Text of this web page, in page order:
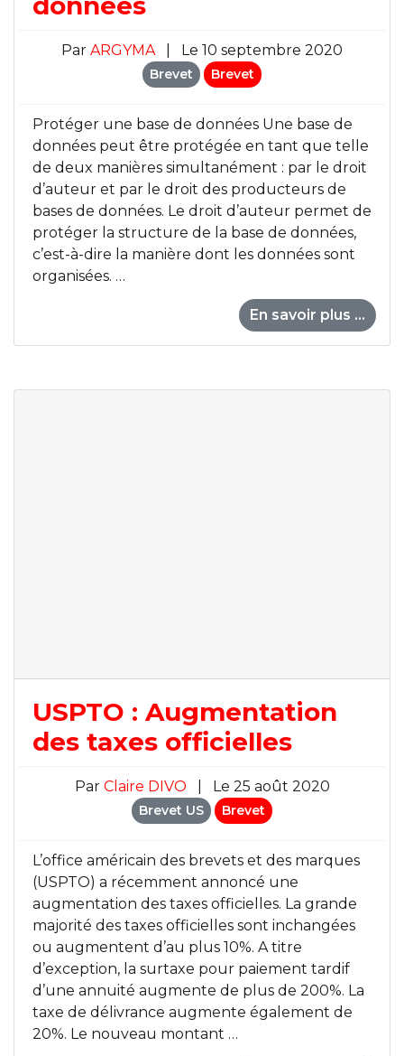
Par ARGYMA Le 10 septembre 2020
Brevet Brevet
Protéger une base de données Une base de
données peut être protégée en tant que telle
de deux manières simultanément : par le droit
d’auteur et par le droit des producteurs de
bases de données. Le droit d’auteur permet de
protéger la structure de la base de données,
c’est-à-dire la manière dont les données sont
organisées. …
En savoir plus ...
USPTO : Augmentation
des taxes officielles
Par Claire DIVO Le 25 août 2020
Brevet US Brevet
L’office américain des brevets et des marques
(USPTO) a récemment annoncé une
augmentation des taxes officielles. La grande
majorité des taxes officielles sont inchangées
ou augmentent d’au plus 10%. A titre
d’exception, la surtaxe pour paiement tardif
d’une annuité augmente de plus de 200%. La
taxe de délivrance augmente également de
20%. Le nouveau montant …